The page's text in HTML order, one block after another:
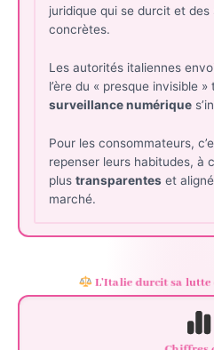
juridique qui se durcit et des
concrètes.
Les autorités italiennes
l’ère du « presque invisible
surveillance numérique
Pour les consommateurs,
repenser leurs habitudes, à
plustransparentes et
marché.
L’Italie durcit sa lutte